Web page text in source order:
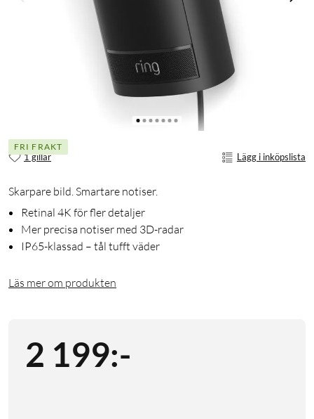
FRI FRAKT
1 gillar Lägg i inköpslista
Skarpare bild. Smartare notiser.
Retinal 4K för fler detaljer
Mer precisa notiser med 3D-radar
IP65-klassad – tål tufft väder
Läs mer om produkten
2 199:-